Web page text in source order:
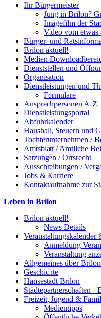
Ihr Bürgermeister
Jung in Brilon?
Imagefilm der
Video vom etwas
Bürger- und
Brilon aktuell!
Medien-
Dienststellen und
Organisation
Dienstleistungen und
Formulare
Ansprechpersonen A-Z
Dienstleistungsportal
Abfuhrkalender
Haushalt, Steuern und
Tochterunternehmen /
Amtsblatt / Amtliche
Satzungen / Ortsrecht
Ausschreibungen /
Jobs & Karriere
Kontaktaufnahme zur
Leben in Brilon
Brilon aktuell!
News Details
Anmeldung
Veranstaltung
Allgemeines über
Geschichte
Hansestadt Brilon
Städtepartnerschaften -
Freizeit, Jugend &
Medientipps